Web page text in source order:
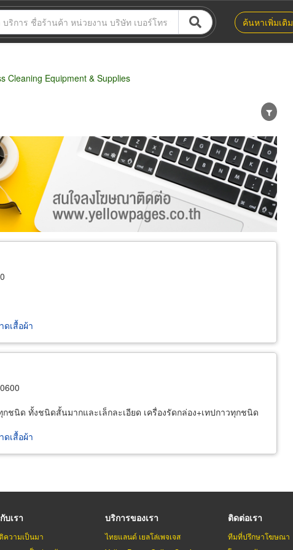
ค้นหาเพิ่มเติม
Equipment & Supplies
ำหน่าย ผู้ส่งออก/นำเข้า ธุรกิจบริการ
เสื้อผ้า
ชนิด ทั้งชนิดสั้นมากและเล็กละเอียด เครื่องรัดกล่อง+เทปกาวทุกชนิด
เสื้อผ้า
บเรา
ความเป็นมา
บริการของเรา
ไทยแลนด์ เยลโล่เพจเจส
ติดต่อเรา
ทีมที่ปรึกษาโฆษณา